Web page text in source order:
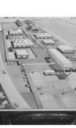
Fotografía